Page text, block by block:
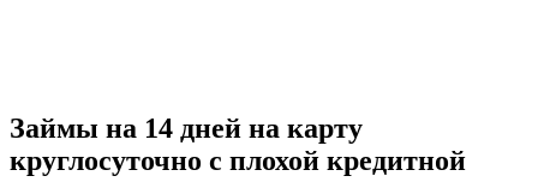
Займы на 14 дней на карту
круглосуточно с плохой кредитной